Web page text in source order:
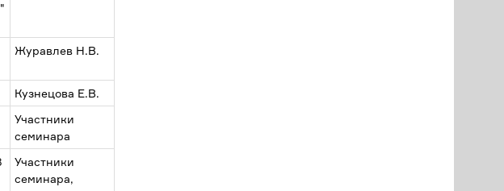
Журавлев Н.В.
Кузнецова Е.В.
Участники
семинара
Участники
семинара,